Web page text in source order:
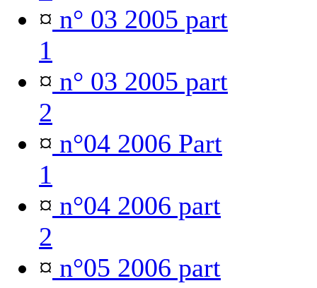
¤ n° 03 2005 part
1
¤ n° 03 2005 part
2
¤ n°04 2006 Part
1
¤ n°04 2006 part
2
¤ n°05 2006 part